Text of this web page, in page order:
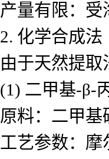
产量有限：
2. 化学合成法
由于天然提
(1) 二甲基-β-
原料：二甲基
工艺参数：